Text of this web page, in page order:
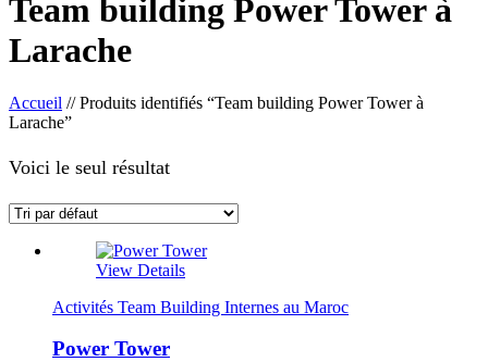
Team building Power Tower à
Larache
Accueil //Produits identifiés “Team building Power Tower à
Larache”
Voici le seul résultat
View Details
Activités Team Building Internes au Maroc
Power Tower